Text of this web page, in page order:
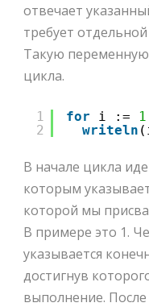
отвечает
требует
Такую
цикла.
1
2
for i := 1
writeln
В начале цикла
которым
которой мы
В примере это 1.
указывается
достигнув
выполнение.